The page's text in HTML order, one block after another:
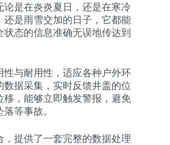
论是在炎炎夏日，还是在寒冷
还是雨雪交加的日子，它都能
态的信息准确无误地传达到
性与耐用性，适应各种户外环
据采集，实时反馈井盖的位
移，能够立即触发警报，避免
等事故。
提供了一套完整的数据处理